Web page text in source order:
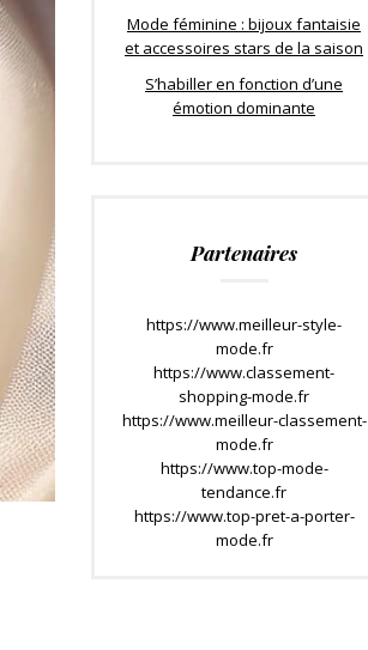
Mode féminine : bijoux fantaisie
et accessoires stars de la saison
S’habiller en fonction d’une
émotion dominante
Partenaires
https://www.meilleur-style-
mode.fr
https://www.classement-
shopping-mode.fr
https://www.meilleur-classement-
mode.fr
https://www.top-mode-
tendance.fr
https://www.top-pret-a-porter-
mode.fr